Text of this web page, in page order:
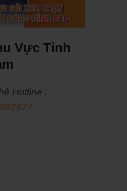
Vực Tỉnh
Hotline :